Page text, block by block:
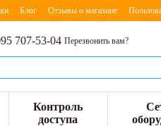
Блог Отзывы о магазине
707-53-04 Перезвонить вам?
Контроль
доступа